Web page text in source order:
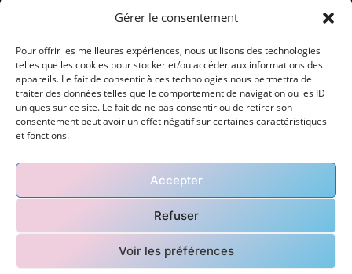
Gérer le consentement
Pour offrir les meilleures expériences, nous utilisons des technologies
telles que les cookies pour stocker et/ou accéder aux informations des
appareils. Le fait de consentir à ces technologies nous permettra de
traiter des données telles que le comportement de navigation ou les ID
uniques sur ce site. Le fait de ne pas consentir ou de retirer son
consentement peut avoir un effet négatif sur certaines caractéristiques
et fonctions.
Accepter
Refuser
Voir les préférences
Contact